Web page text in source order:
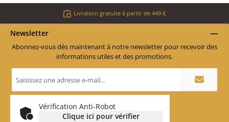
Livraison gratuite à partir de 449 €
Newsletter
Abonnez-vous dès maintenant à notre newsletter pour recevoir des
informations utiles et des promotions.
e-
mail
*
Vérification Anti-Robot
Clique ici pour vérifier